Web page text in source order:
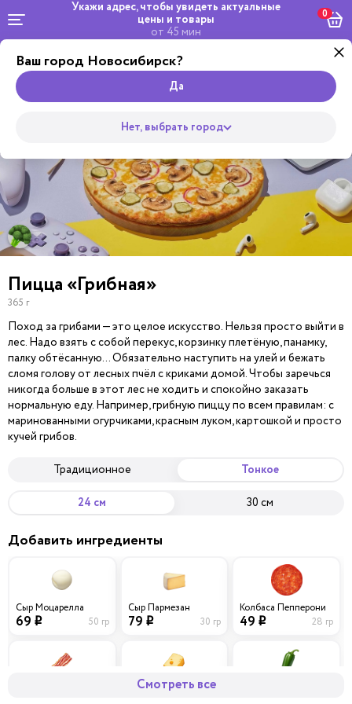
Укажи адрес, чтобы увидеть актуальные
цены и товары
от 45 мин
Ваш город Новосибирск?
Да
Нет, выбрать город
0
Роллы
Комбо и
Пицца
Пицца «Грибная»
365 г
Поход за грибами — это целое искусство. Нельзя просто выйти в
лес. Надо взять с собой перекус, корзинку плетёную, панамку,
палку обтёсанную… Обязательно наступить на улей и бежать
сломя голову от лесных пчёл с криками домой. Чтобы заречься
никогда больше в этот лес не ходить и спокойно заказать
нормальную еду. Например, грибную пиццу по всем правилам: с
маринованными огурчиками, красным луком, картошкой и просто
кучей грибов.
Традиционное Тонкое
24 см 30 см
Добавить ингредиенты
Сыр Моцарелла
69 i 50 гр
Сыр Пармезан
79 i 30 гр
Колбаса Пепперони
49 i 28 гр
Сыр Чеддер
Смотреть все